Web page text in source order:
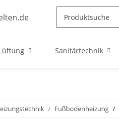
Sanitärtechnik
Fußbodenheizung